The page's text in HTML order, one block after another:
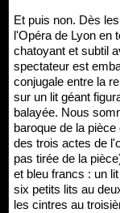
Et puis non. Dès
l'Opéra de Lyon en
chatoyant et subtil
spectateur est
conjugale entre la
sur un lit géant
balayée. Nous
baroque de la
des trois actes de
pas tirée de la
et bleu francs : un
six petits lits au
les cintres au